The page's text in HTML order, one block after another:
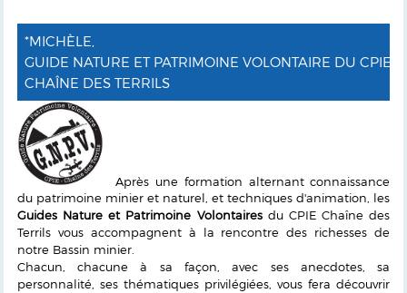
*MICHÈLE,
GUIDE NATURE ET PATRIMOINE VOLONTAIRE DU CPIE
CHAÎNE DES TERRILS
Après une formation alternant connaissance
du patrimoine minier et naturel, et techniques d'animation, les
Guides Nature et Patrimoine Volontairesdu CPIE Chaîne des
Terrils vous accompagnent à la rencontre des richesses de
notre Bassin minier.
Chacun, chacune à sa façon, avec ses anecdotes, sa
personnalité, ses thématiques privilégiées, vous fera découvrir